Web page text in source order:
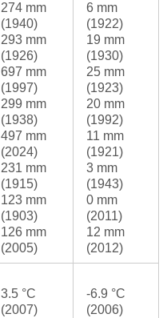
274 mm
(1940)
293 mm
(1926)
697 mm
(1997)
299 mm
(1938)
497 mm
(2024)
231 mm
(1915)
123 mm
(1903)
126 mm
(2005)
6 mm
(1922)
19 mm
(1930)
25 mm
(1923)
20 mm
(1992)
11 mm
(1921)
3 mm
(1943)
0 mm
(2011)
12 mm
(2012)
3.5 °C
(2007)
-6.9 °C
(2006)